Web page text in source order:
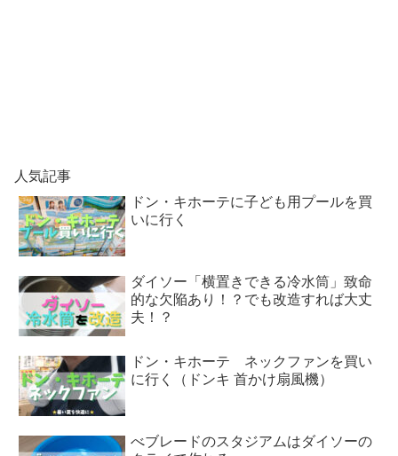
人気記事
ドン・キホーテに子ども用プールを買
いに行く
ダイソー「横置きできる冷水筒」致命
的な欠陥あり！？でも改造すれば大丈
夫！？
ドン・キホーテ ネックファンを買い
に行く（ドンキ 首かけ扇風機）
べブレードのスタジアムはダイソーの